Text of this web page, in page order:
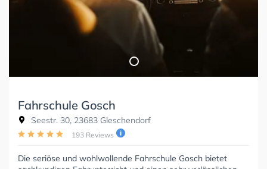
Fahrschule Gosch
Seestr. 30, 23683 Gleschendorf
193 Reviews
Die seriöse und wohlwollende Fahrschule Gosch bietet